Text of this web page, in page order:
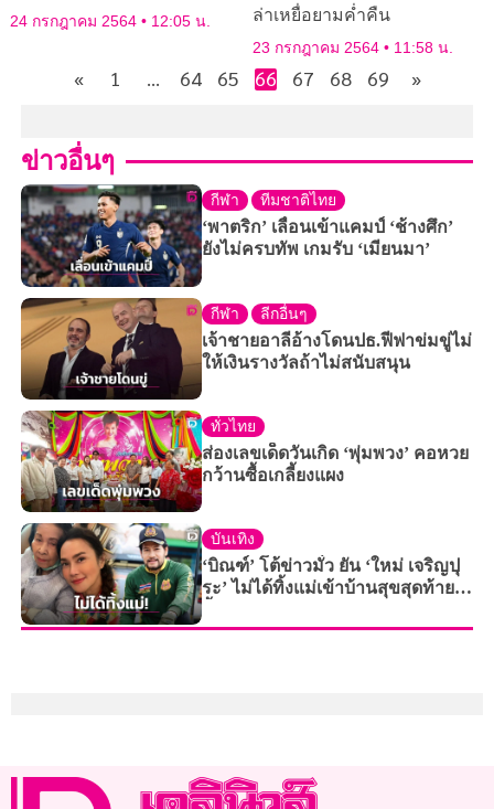
24 กรกฎาคม 2564 12:05 น.
ล่าเหยื่อยามค่ำคืน
23 กรกฎาคม 2564 11:58 น.
« 1 … 64 65 66 67 68 69 »
ข่าวอื่นๆ
กีฬา ทีมชาติไทย
‘พาตริก’ เลื่อนเข้าแคมป์ ‘ช้างศึก’
ยังไม่ครบทัพ เกมรับ ‘เมียนมา’
กีฬา ลีกอื่นๆ
เจ้าชายอาลีอ้างโดนปธ.ฟีฟาข่มขู่ไม่
ให้เงินรางวัลถ้าไม่สนับสนุน
ทั่วไทย
ส่องเลขเด็ดวันเกิด ‘พุ่มพวง’ คอหวย
กว้านซื้อเกลี้ยงแผง
บันเทิง
‘บิณฑ์’ โต้ข่าวมั่ว ยัน ‘ใหม่ เจริญปุ
ระ’ ไม่ได้ทิ้งแม่เข้าบ้านสุขสุดท้าย
ย้ำแค่มาทำบุญ!